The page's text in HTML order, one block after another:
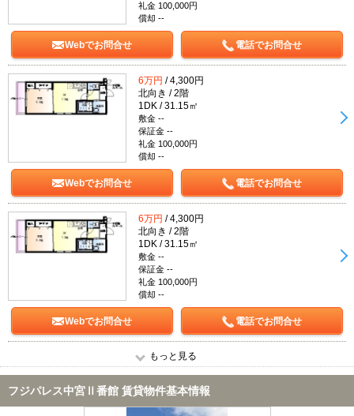
礼金 100,000円
償却 --
Webでお問合せ 電話でお問合せ
6万円 / 4,300円
北向き / 2階
1DK / 31.15㎡
敷金 --
保証金 --
礼金 100,000円
償却 --
Webでお問合せ 電話でお問合せ
6万円 / 4,300円
北向き / 2階
1DK / 31.15㎡
敷金 --
保証金 --
礼金 100,000円
償却 --
Webでお問合せ 電話でお問合せ
もっと見る
フジパレス中宮Ⅱ番館 賃貸物件基本情報